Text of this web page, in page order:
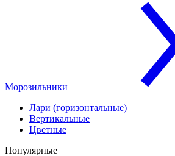
Морозильники
Лари (горизонтальные)
Вертикальные
Цветные
Популярные